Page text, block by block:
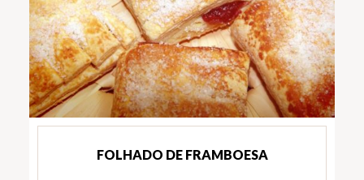
FOLHADO DE FRAMBOESA